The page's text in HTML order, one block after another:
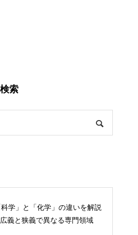
索
科学」と「化学」の違いを解説
義と狭義で異なる専門領域